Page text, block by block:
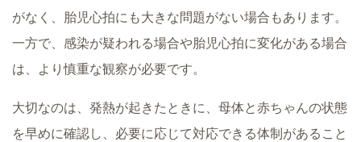
がなく、胎児心拍にも大きな問題がない場合もあります。
一方で、感染が疑われる場合や胎児心拍に変化がある場合
は、より慎重な観察が必要です。
大切なのは、発熱が起きたときに、母体と赤ちゃんの状態
を早めに確認し、必要に応じて対応できる体制があること